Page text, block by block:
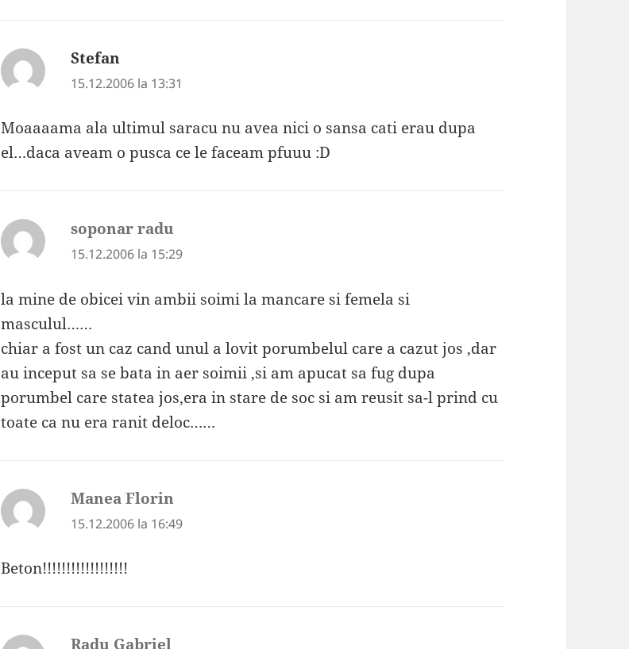
Stefan
15.12.2006 la 13:31
Moaaaama ala ultimul saracu nu avea nici o sansa cati erau dupa
el…daca aveam o pusca ce le faceam pfuuu :D
soponar radu
15.12.2006 la 15:29
la mine de obicei vin ambii soimi la mancare si femela si
masculul……
chiar a fost un caz cand unul a lovit porumbelul care a cazut jos ,dar
au inceput sa se bata in aer soimii ,si am apucat sa fug dupa
porumbel care statea jos,era in stare de soc si am reusit sa-l prind cu
toate ca nu era ranit deloc……
Manea Florin
15.12.2006 la 16:49
Beton!!!!!!!!!!!!!!!!!!
Radu Gabriel